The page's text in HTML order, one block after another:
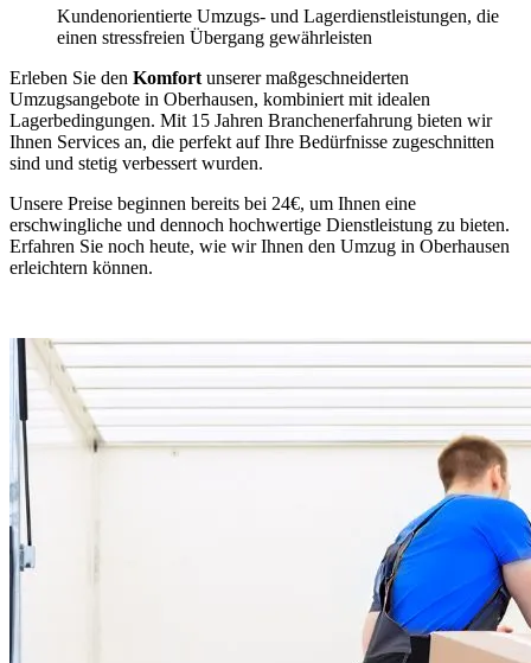
Kundenorientierte Umzugs- und Lagerdienstleistungen, die
einen stressfreien Übergang gewährleisten
Erleben Sie den Komfort unserer maßgeschneiderten
Umzugsangebote in Oberhausen, kombiniert mit idealen
Lagerbedingungen. Mit 15 Jahren Branchenerfahrung bieten wir
Ihnen Services an, die perfekt auf Ihre Bedürfnisse zugeschnitten
sind und stetig verbessert wurden.
Unsere Preise beginnen bereits bei 24€, um Ihnen eine
erschwingliche und dennoch hochwertige Dienstleistung zu bieten.
Erfahren Sie noch heute, wie wir Ihnen den Umzug in Oberhausen
erleichtern können.